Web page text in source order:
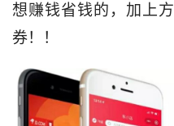
想赚钱省钱的，加上方
券！！